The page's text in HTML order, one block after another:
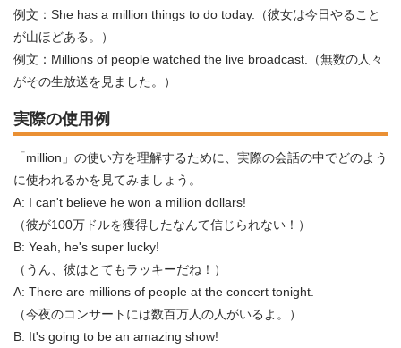
例文：She has a million things to do today.（彼女は今日やること
が山ほどある。）
例文：Millions of people watched the live broadcast.（無数の人々
がその生放送を見ました。）
実際の使用例
「million」の使い方を理解するために、実際の会話の中でどのよう
に使われるかを見てみましょう。
A: I can't believe he won a million dollars!
（彼が100万ドルを獲得したなんて信じられない！）
B: Yeah, he's super lucky!
（うん、彼はとてもラッキーだね！）
A: There are millions of people at the concert tonight.
（今夜のコンサートには数百万人の人がいるよ。）
B: It's going to be an amazing show!